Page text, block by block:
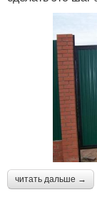
читать дальше →